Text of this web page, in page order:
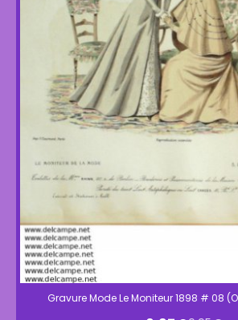
Gravure Mode Le Moniteur 1898 # 08